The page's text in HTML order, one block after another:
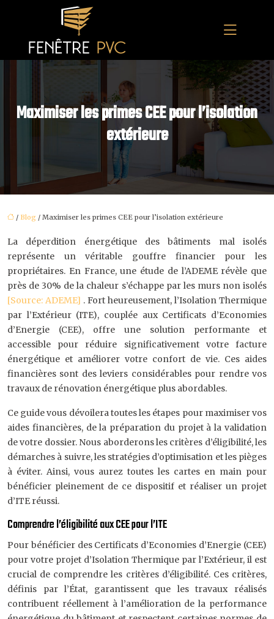
Maximiser les primes CEE pour l’isolation
extérieure
/ Blog / Maximiser les primes CEE pour l’isolation extérieure
La déperdition énergétique des bâtiments mal isolés
représente un véritable gouffre financier pour les
propriétaires. En France, une étude de l’ADEME révèle que
près de 30% de la chaleur s’échappe par les murs non isolés
[Source: ADEME] . Fort heureusement, l’Isolation Thermique
par l’Extérieur (ITE), couplée aux Certificats d’Economies
d’Energie (CEE), offre une solution performante et
accessible pour réduire significativement votre facture
énergétique et améliorer votre confort de vie. Ces aides
financières sont des leviers considérables pour rendre vos
travaux de rénovation énergétique plus abordables.
Ce guide vous dévoilera toutes les étapes pour maximiser vos
aides financières, de la préparation du projet à la validation
de votre dossier. Nous aborderons les critères d’éligibilité, les
démarches à suivre, les stratégies d’optimisation et les pièges
à éviter. Ainsi, vous aurez toutes les cartes en main pour
bénéficier pleinement de ce dispositif et réaliser un projet
d’ITE réussi.
Comprendre l’éligibilité aux CEE pour l’ITE
Pour bénéficier des Certificats d’Economies d’Energie (CEE)
pour votre projet d’Isolation Thermique par l’Extérieur, il est
crucial de comprendre les critères d’éligibilité. Ces critères,
définis par l’État, garantissent que les travaux réalisés
contribuent réellement à l’amélioration de la performance